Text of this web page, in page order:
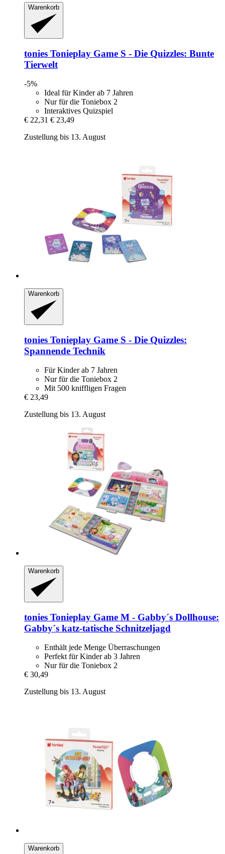
Warenkorb
tonies Tonieplay Game S -​ Die Quizzles: Bunte
Tierwelt
-5%
Ideal für Kinder ab 7 Jahren
Nur für die Toniebox 2
Interaktives Quizspiel
€ 22,31 € 23,49
Zustellung bis 13. August
Warenkorb
tonies Tonieplay Game S -​ Die Quizzles:
Spannende Technik
Für Kinder ab 7 Jahren
Nur für die Toniebox 2
Mit 500 kniffligen Fragen
€ 23,49
Zustellung bis 13. August
Warenkorb
tonies Tonieplay Game M -​ Gabby´s Dollhouse:
Gabby´s katz-​tatische Schnitzeljagd
Enthält jede Menge Überraschungen
Perfekt für Kinder ab 3 Jahren
Nur für die Toniebox 2
€ 30,49
Zustellung bis 13. August
Warenkorb